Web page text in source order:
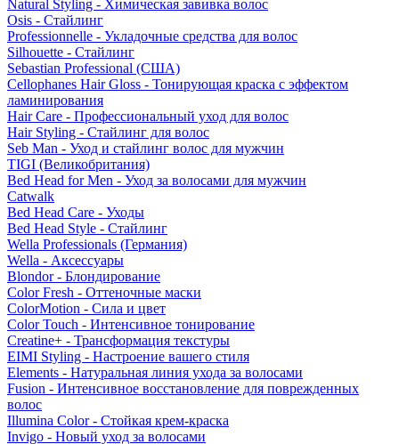
Natural Styling - Химическая завивка волос
Osis - Стайлинг
Professionnelle - Укладочные средства для волос
Silhouette - Стайлинг
Sebastian Professional (США)
Cellophanes Hair Gloss - Тонирующая краска с эффектом
ламинирования
Hair Care - Профессиональный уход для волос
Hair Styling - Стайлинг для волос
Seb Man - Уход и стайлинг волос для мужчин
TIGI (Великобритания)
Bed Head for Men - Уход за волосами для мужчин
Catwalk
Bed Head Care - Уходы
Bed Head Style - Стайлинг
Wella Professionals (Германия)
Wella - Аксессуары
Blondor - Блондирование
Color Fresh - Оттеночные маски
ColorMotion - Сила и цвет
Color Touch - Интенсивное тонирование
Creatine+ - Трансформация текстуры
EIMI Styling - Настроение вашего стиля
Elements - Натуральная линия ухода за волосами
Fusion - Интенсивное восстановление для поврежденных
волос
Illumina Color - Стойкая крем-краска
Invigo - Новый уход за волосами